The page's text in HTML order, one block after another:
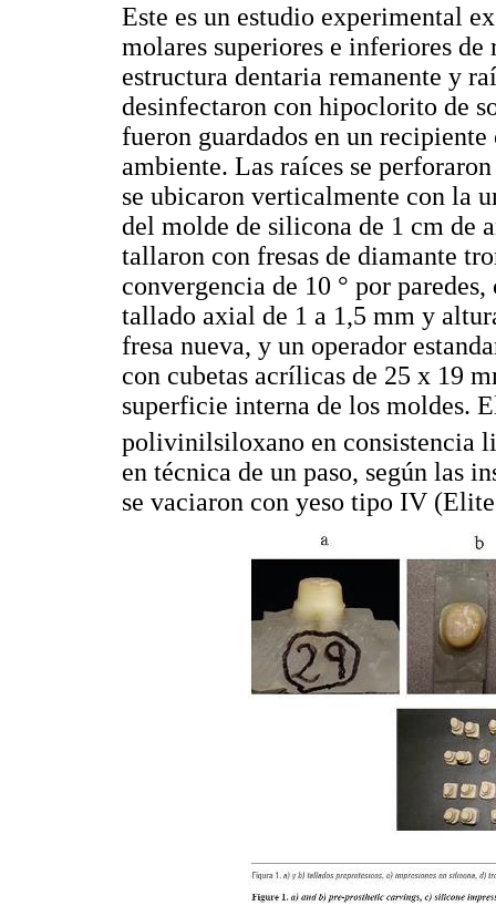
Este es un estudio experimental
molares superiores e inferiores
estructura dentaria remanente y
desinfectaron con hipoclorito de
fueron guardados en un
ambiente. Las raíces se
se ubicaron verticalmente con la
del molde de silicona de 1 cm de
tallaron con fresas de diamante
convergencia de 10 ° por
tallado axial de 1 a 1,5 mm y
fresa nueva, y un operador
con cubetas acrílicas de 25 x 19
superficie interna de los moldes.
polivinilsiloxano en consistencia
en técnica de un paso, según las
se vaciaron con yeso tipo IV